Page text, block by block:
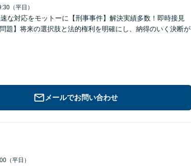
（平日）
な対応をモットーに【刑事事件】解決実績多数！即時接見
題】将来の選択肢と法的権利を明確にし、納得のいく決断が
メールでお問い合わせ
（平日）